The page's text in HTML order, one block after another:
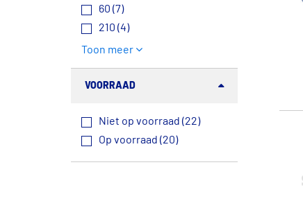
60 (7)
210 (4)
Toon meer
VOORRAAD
Niet op voorraad (22)
Op voorraad (20)